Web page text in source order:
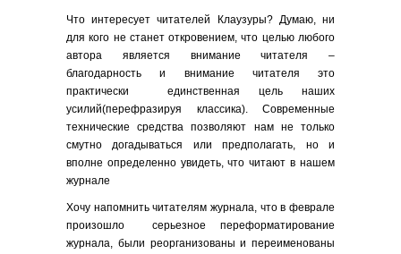
Что интересует читателей Клаузуры? Думаю, ни
для кого не станет откровением, что целью любого
автора является внимание читателя –
благодарность и внимание читателя это
практически единственная цель наших
усилий(перефразируя классика). Современные
технические средства позволяют нам не только
смутно догадываться или предполагать, но и
вполне определенно увидеть, что читают в нашем
журнале
Хочу напомнить читателям журнала, что в феврале
произошло серьезное переформатирование
журнала, были реорганизованы и переименованы